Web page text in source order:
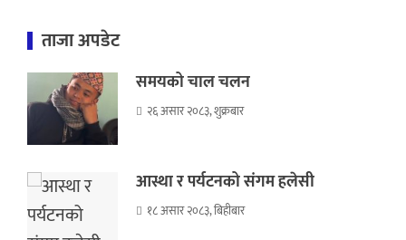
ताजा अपडेट
समयको चाल चलन
२६ असार २०८३, शुक्रबार
आस्था र पर्यटनको संगम हलेसी
१८ असार २०८३, बिहीबार